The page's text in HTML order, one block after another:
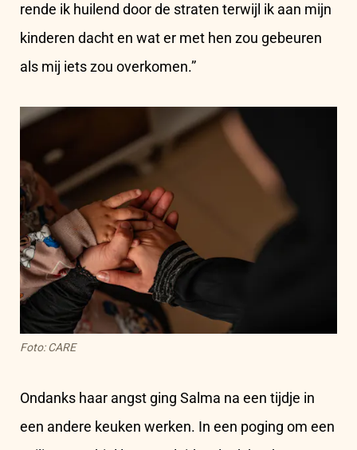
rende ik huilend door de straten terwijl ik aan mijn
kinderen dacht en wat er met hen zou gebeuren
als mij iets zou overkomen.”
Foto: CARE
Ondanks haar angst ging Salma na een tijdje in
een andere keuken werken. In een poging om een